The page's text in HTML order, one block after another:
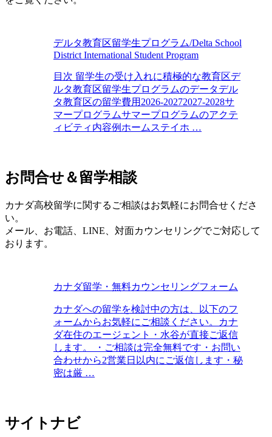
デルタ教育区留学生プログラム/Delta School
District International Student Program
目次 留学生の受け入れに積極的な教育区デ
ルタ教育区留学生プログラムのデータデル
タ教育区の留学費用2026-20272027-2028サ
マープログラムサマープログラムのアクテ
ィビティ内容例ホームステイホ …
お問合せ＆留学相談
カナダ高校留学に関するご相談はお気軽にお問合せくださ
い。
メール、お電話、LINE、対面カウンセリングでご対応して
おります。
カナダ留学・無料カウンセリングフォーム
カナダへの留学を検討中の方は、以下のフ
ォームからお気軽にご相談ください。カナ
ダ在住のエージェント・水谷が直接ご返信
します。 ・ご相談は完全無料です・お問い
合わせから2営業日以内にご返信します・秘
密は厳 …
サイトナビ